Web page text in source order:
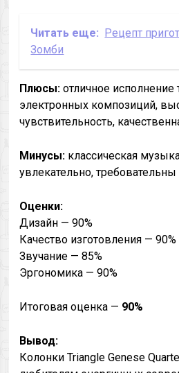
Читать еще: Рецепт
Зомби
Плюсы: отличное исполнение
электронных композиций,
чувствительность,
Минусы: классическая
увлекательно,
Оценки:
Дизайн — 90%
Качество изготовления — 90%
Звучание — 85%
Эргономика — 90%
Итоговая оценка — 90%
Вывод:
Колонки Triangle Genese